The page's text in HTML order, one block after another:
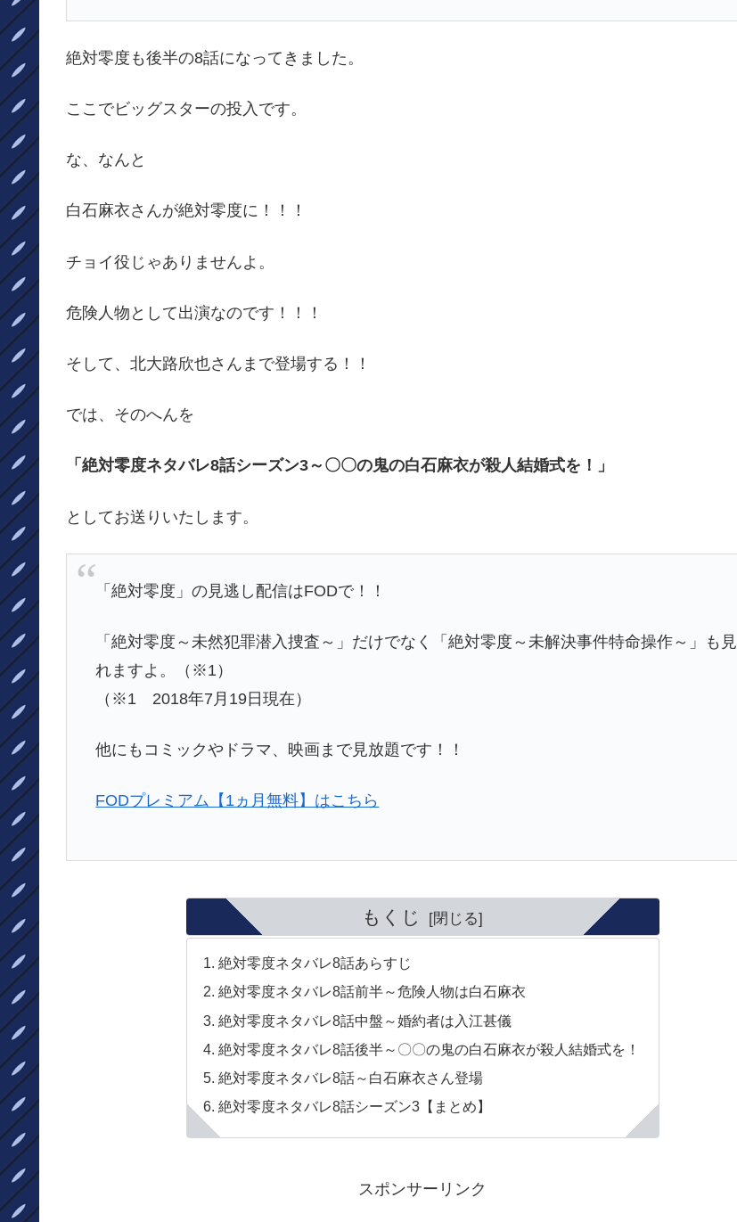
絶対零度も後半の8話になってきました。
ここでビッグスターの投入です。
な、なんと
白石麻衣さんが絶対零度に！！！
チョイ役じゃありませんよ。
危険人物として出演なのです！！！
そして、北大路欣也さんまで登場する！！
では、そのへんを
「絶対零度ネタバレ8話シーズン3～〇〇の鬼の白石麻衣が殺人結婚式を！」
としてお送りいたします。
「絶対零度」の見逃し配信はFODで！！
「絶対零度～未然犯罪潜入捜査～」だけでなく「絶対零度～未解決事件特命操作～」も見
れますよ。（※1）
（※1 2018年7月19日現在）
他にもコミックやドラマ、映画まで見放題です！！
FODプレミアム【1ヵ月無料】はこちら
もくじ
絶対零度ネタバレ8話あらすじ
絶対零度ネタバレ8話前半～危険人物は白石麻衣
絶対零度ネタバレ8話中盤～婚約者は入江甚儀
絶対零度ネタバレ8話後半～〇〇の鬼の白石麻衣が殺人結婚式を！
絶対零度ネタバレ8話～白石麻衣さん登場
絶対零度ネタバレ8話シーズン3【まとめ】
スポンサーリンク